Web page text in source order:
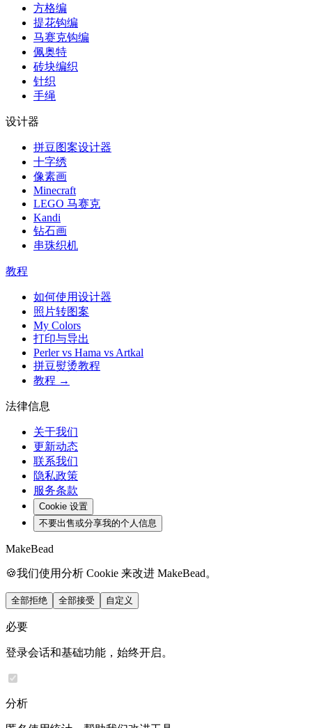
方格编
提花钩编
马赛克钩编
佩奥特
砖块编织
针织
手绳
设计器
拼豆图案设计器
十字绣
像素画
Minecraft
LEGO 马赛克
Kandi
钻石画
串珠织机
教程
如何使用设计器
照片转图案
My Colors
打印与导出
Perler vs Hama vs Artkal
拼豆熨烫教程
教程 →
法律信息
关于我们
更新动态
联系我们
隐私政策
服务条款
Cookie 设置
不要出售或分享我的个人信息
MakeBead
🍪我们使用分析 Cookie 来改进 MakeBead。
全部拒绝 全部接受 自定义
必要
登录会话和基础功能，始终开启。
分析